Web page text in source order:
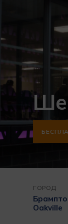
ГОРОД
Oakville